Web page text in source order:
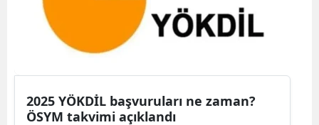
2025 YÖKDİL başvuruları ne zaman?
ÖSYM takvimi açıklandı